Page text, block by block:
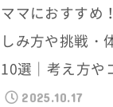
ママにおすすめ
しみ方や挑戦・
10選｜考え方や
2025.10.17